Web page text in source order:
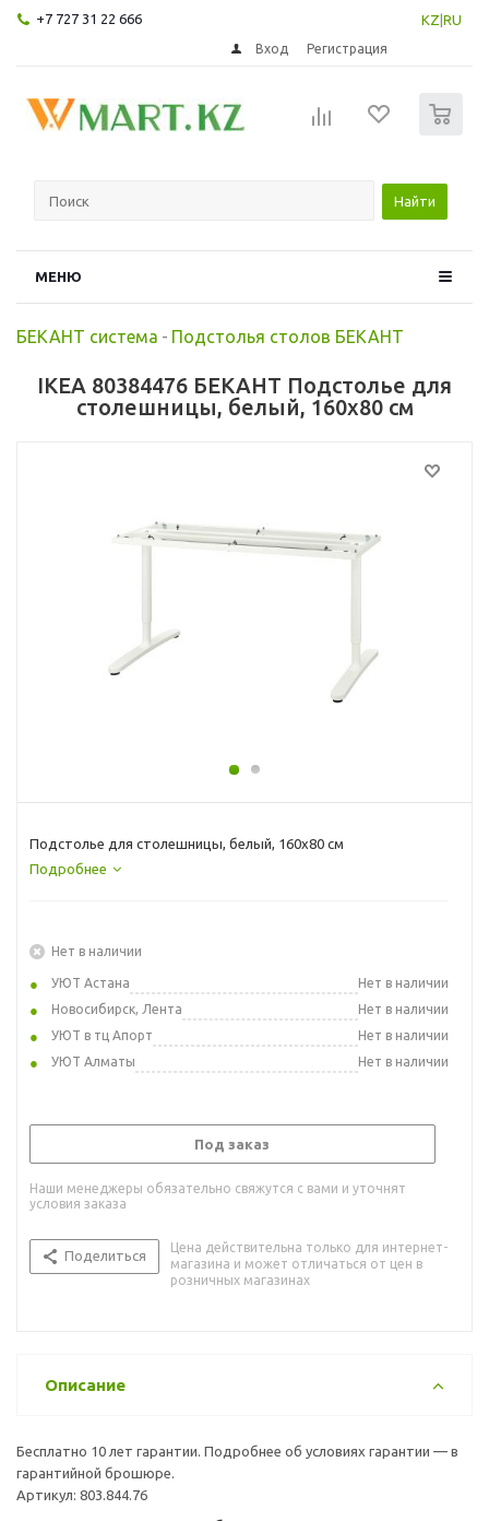
+7 727 31 22 666 KZ RU
Вход Регистрация
Найти
МЕНЮ
БЕКАНТ система - Подстолья столов БЕКАНТ
IKEA 80384476 БЕКАНТ Подстолье для
столешницы, белый, 160x80 см
Подстолье для столешницы, белый, 160x80 см
Подробнее
Нет в наличии
УЮТ Астана
Нет в наличии
Новосибирск, Лента
Нет в наличии
УЮТ в тц Апорт
Нет в наличии
УЮТ Алматы
Нет в наличии
Под заказ
Наши менеджеры обязательно свяжутся с вами и уточнят
условия заказа
Поделиться
Цена действительна только для интернет-
магазина и может отличаться от цен в
розничных магазинах
Описание
Бесплатно 10 лет гарантии. Подробнее об условиях гарантии — в
гарантийной брошюре.
Артикул: 803.844.76